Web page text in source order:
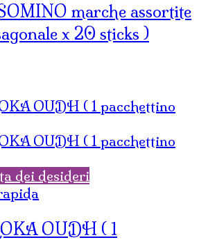
marche assortite
x 20 sticks )
dei desideri
OUDH ( 1